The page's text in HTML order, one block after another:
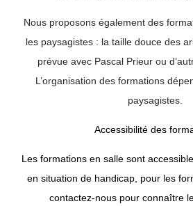
Nous proposons également des
les paysagistes : la taille douce des
prévue avec Pascal Prieur ou
L’organisation des formations
paysagistes.
Accessibilité des
Les formations en salle sont
en situation de handicap, pour les
contactez-nous pour connaître